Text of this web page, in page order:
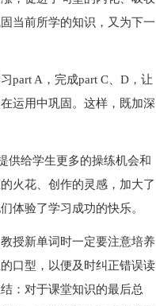
当前所学的知识，又为下一
part A，完成part C、D，让
运用中巩固。这样，既加深
供给学生更多的操练机会和
火花、创作的灵感，加大了
体验了学习成功的快乐。
授新单词时一定要注意培养
口型，以便及时纠正错误读
：对于课堂知识的最后总